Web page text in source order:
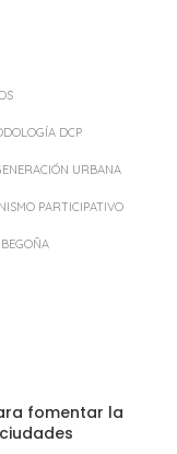
DCP
URBANA
PARTICIPATIVO
fomentar la